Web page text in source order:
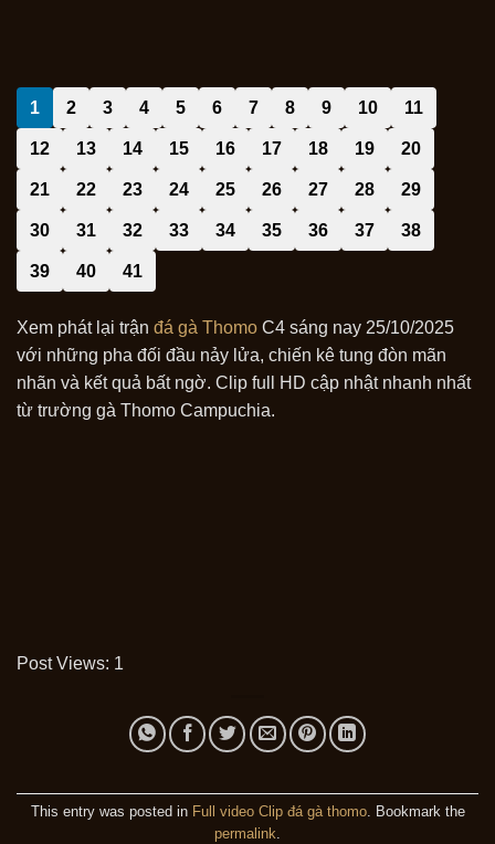
1 2 3 4 5 6 7 8 9 10 11
12 13 14 15 16 17 18 19 20
21 22 23 24 25 26 27 28 29
30 31 32 33 34 35 36 37 38
39 40 41
Xem phát lại trận đá gà Thomo C4 sáng nay 25/10/2025
với những pha đối đầu nảy lửa, chiến kê tung đòn mãn
nhãn và kết quả bất ngờ. Clip full HD cập nhật nhanh nhất
từ trường gà Thomo Campuchia.
Post Views: 1
This entry was posted in Full video Clip đá gà thomo. Bookmark the
permalink.